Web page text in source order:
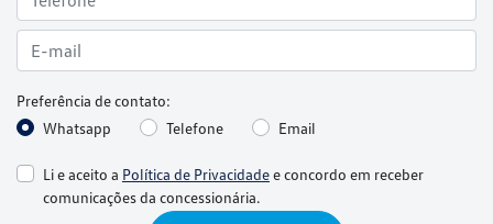
Preferência de contato:
Whatsapp
Telefone Email
Li e aceito a Política de Privacidadee concordo em receber
comunicações da concessionária.